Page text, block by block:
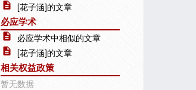
[花子涵]的文章
必应学术
必应学术中相似的文章
[花子涵]的文章
相关权益政策
暂无数据